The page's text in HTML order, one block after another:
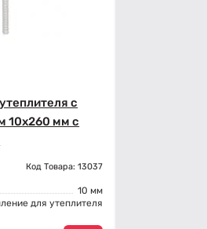
с
10x260 мм с
Код Товара: 13037
10 мм
для утеплителя